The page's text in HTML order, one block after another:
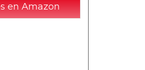
en Amazon